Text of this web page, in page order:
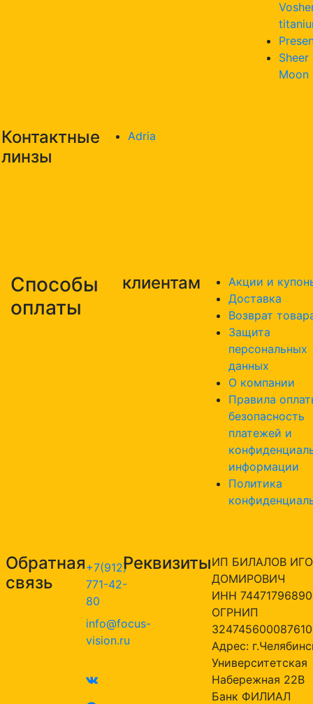
Sheer
Moon
Контактные
линзы
Adria
Способы
оплаты
клиентам
Акции и
Доставка
Возврат
Защита
персональных
данных
О компании
Правила
безопасность
платежей и
информации
Политика
Обратная
связь
+7(912)
771-42-
80
info@focus-
vision.ru
РеквизитыИП БИЛАЛОВ
ДОМИРОВИЧ
ИНН
ОГРНИП
324745600087610
Адрес:
Университетская
Набережная 22В
Банк ФИЛИАЛ